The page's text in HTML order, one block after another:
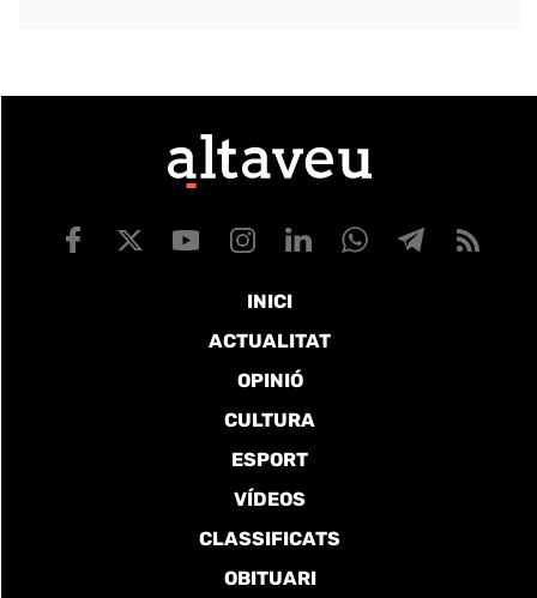
INICI
ACTUALITAT
OPINIÓ
CULTURA
ESPORT
VÍDEOS
CLASSIFICATS
OBITUARI